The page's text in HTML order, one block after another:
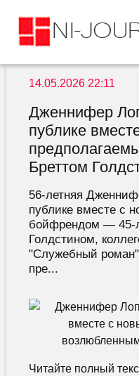
14.05.2026 22:11
Дженнифер
публике
Бреттом
56-летняя
публике вместе с
бойфрендом — 45-
Голдстином,
"Служебный
пре...
Читайте полный